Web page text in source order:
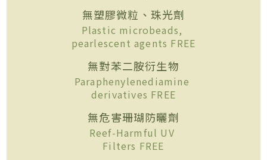
無塑膠微粒、珠光劑
Plastic microbeads,
pearlescent agents FREE
無對苯二胺衍生物
Paraphenylenediamine
derivatives FREE
無危害珊瑚防曬劑
Reef-Harmful UV
Filters FREE